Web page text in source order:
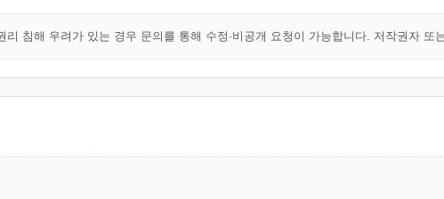
침해 우려가 있는 경우 문의를 통해 수정·비공개 요청이 가능합니다. 저작권자